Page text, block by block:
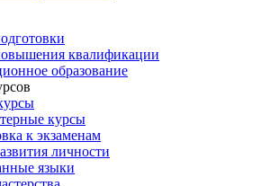
квалификации
образование
курсы
к экзаменам
личности
языки